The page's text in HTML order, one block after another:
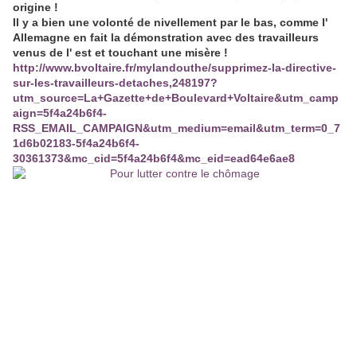
origine !
Il y a bien une volonté de nivellement par le bas, comme l'
Allemagne en fait la démonstration avec des travailleurs
venus de l' est et touchant une misère !
http://www.bvoltaire.fr/mylandouthe/supprimez-la-directive-
sur-les-travailleurs-detaches,248197?
utm_source=La+Gazette+de+Boulevard+Voltaire&utm_camp
aign=5f4a24b6f4-
RSS_EMAIL_CAMPAIGN&utm_medium=email&utm_term=0_7
1d6b02183-5f4a24b6f4-
30361373&mc_cid=5f4a24b6f4&mc_eid=ead64e6ae8